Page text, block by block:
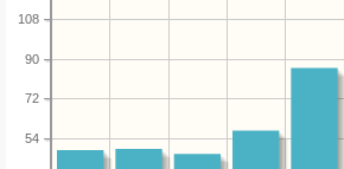
54
72
90
108